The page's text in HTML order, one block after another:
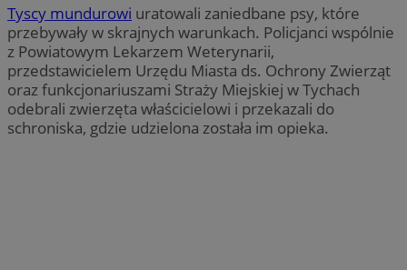
Tyscy mundurowi uratowali zaniedbane psy, które
przebywały w skrajnych warunkach. Policjanci wspólnie
z Powiatowym Lekarzem Weterynarii,
przedstawicielem Urzędu Miasta ds. Ochrony Zwierząt
oraz funkcjonariuszami Straży Miejskiej w Tychach
odebrali zwierzęta właścicielowi i przekazali do
schroniska, gdzie udzielona została im opieka.